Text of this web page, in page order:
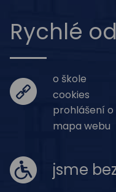
Rychlé
o škole
cookies
prohlášení
mapa webu
jsme